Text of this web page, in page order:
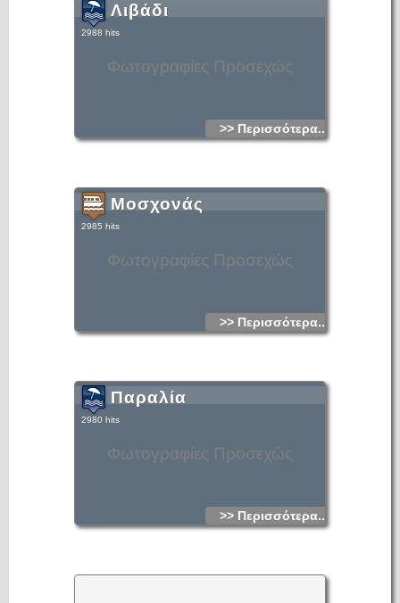
Φωτογραφίες Προσεχώς
Λιβάδι
2988 hits
>> Περισσότερα...
Φωτογραφίες Προσεχώς
Μοσχονάς
2985 hits
>> Περισσότερα...
Φωτογραφίες Προσεχώς
Παραλία
2980 hits
>> Περισσότερα...